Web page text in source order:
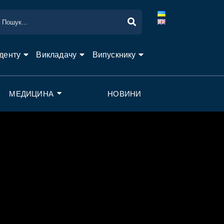
Викладачу Випускнику
МЕДИЦИНА НОВИНИ